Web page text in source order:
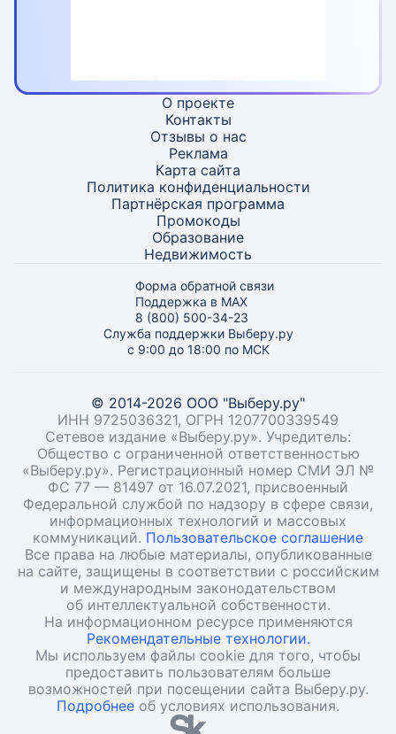
О проекте
Контакты
Отзывы о нас
Реклама
Карта сайта
Политика конфиденциальности
Партнёрская программа
Промокоды
Образование
Недвижимость
Форма обратной связи
Поддержка в MAX
8 (800) 500-34-23
Служба поддержки Выберу.ру
с 9:00 до 18:00 по МСК
© 2014-2026 ООО "Выберу.ру"
ИНН 9725036321, ОГРН 1207700339549
Сетевое издание «Выберу.ру». Учредитель:
Общество с ограниченной ответственностью
«Выберу.ру». Регистрационный номер СМИ ЭЛ №
ФС 77 — 81497 от 16.07.2021, присвоенный
Федеральной службой по надзору в сфере связи,
информационных технологий и массовых
коммуникаций. Пользовательское соглашение
Все права на любые материалы, опубликованные
на сайте, защищены в соответствии с российским
и международным законодательством
об интеллектуальной собственности.
На информационном ресурсе применяются
Рекомендательные технологии.
Мы используем файлы cookie для того, чтобы
предоставить пользователям больше
возможностей при посещении сайта Выберу.ру.
Подробнее об условиях использования.